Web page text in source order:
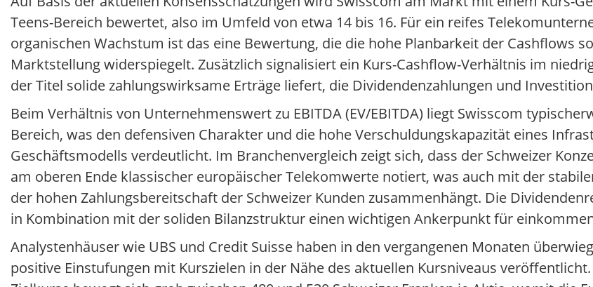
Teens-Bereich bewertet, also im Umfeld von etwa 14 bis 16. Für ein reifes
organischen Wachstum ist das eine Bewertung, die die hohe Planbarkeit der Cashflows
Marktstellung widerspiegelt. Zusätzlich signalisiert ein Kurs-Cashflow-Verhältnis im
der Titel solide zahlungswirksame Erträge liefert, die Dividendenzahlungen und
Beim Verhältnis von Unternehmenswert zu EBITDA (EV/EBITDA) liegt Swisscom
Bereich, was den defensiven Charakter und die hohe Verschuldungskapazität eines
Geschäftsmodells verdeutlicht. Im Branchenvergleich zeigt sich, dass der Schweizer
am oberen Ende klassischer europäischer Telekomwerte notiert, was auch mit der
der hohen Zahlungsbereitschaft der Schweizer Kunden zusammenhängt. Die
in Kombination mit der soliden Bilanzstruktur einen wichtigen Ankerpunkt für
Analystenhäuser wie UBS und Credit Suisse haben in den vergangenen Monaten
positive Einstufungen mit Kurszielen in der Nähe des aktuellen Kursniveaus